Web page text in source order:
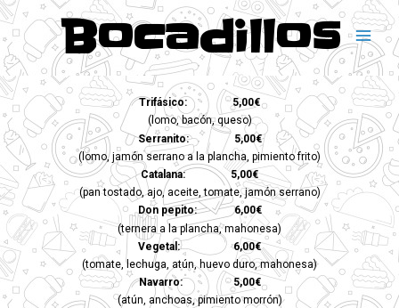
Bocadillos
Trifásico: 5,00€
(lomo, bacón, queso)
Serranito: 5,00€
(lomo, jamón serrano a la plancha, pimiento frito)
Catalana: 5,00€
(pan tostado, ajo, aceite, tomate, jamón serrano)
Don pepito: 6,00€
(ternera a la plancha, mahonesa)
Vegetal: 6,00€
(tomate, lechuga, atún, huevo duro, mahonesa)
Navarro: 5,00€
(atún, anchoas, pimiento morrón)